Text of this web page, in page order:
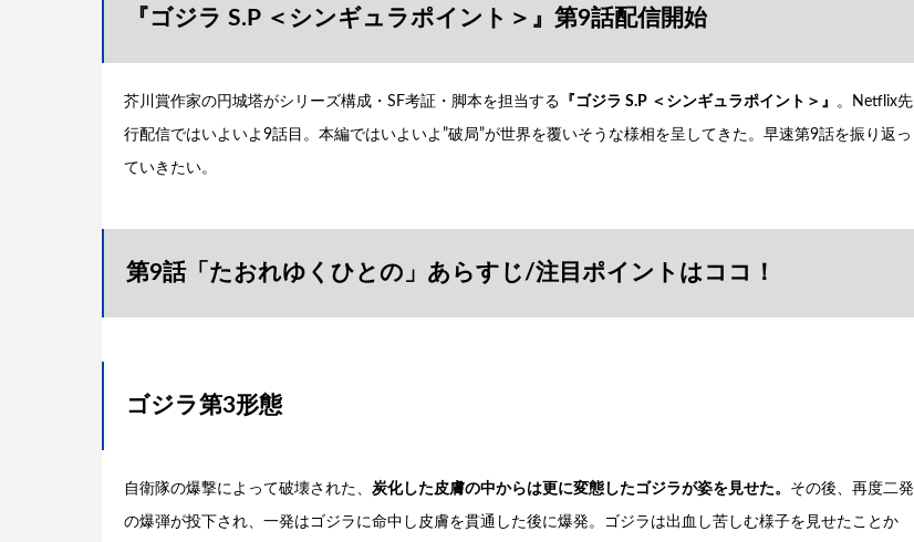
『ゴジラ S.P ＜シンギュラポイント＞』第9話配信開始
芥川賞作家の円城塔がシリーズ構成・SF考証・脚本を担当する 『ゴジラ S.P ＜シンギュラポイント＞』 。Netflix先
行配信ではいよいよ9話目。本編ではいよいよ”破局”が世界を覆いそうな様相を呈してきた。早速第9話を振り返っ
ていきたい。
第9話「たおれゆくひとの」あらすじ/注目ポイントはココ！
ゴジラ第3形態
自衛隊の爆撃によって破壊された、 炭化した皮膚の中からは更に変態したゴジラが姿を見せた。 その後、再度二発
の爆弾が投下され、一発はゴジラに命中し皮膚を貫通した後に爆発。ゴジラは出血し苦しむ様子を見せたことか